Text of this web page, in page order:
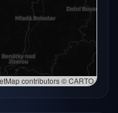
mapě →
contributors © CARTO